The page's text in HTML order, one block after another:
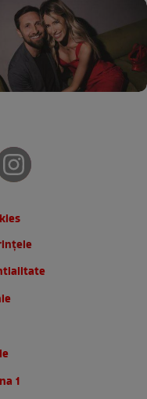
1